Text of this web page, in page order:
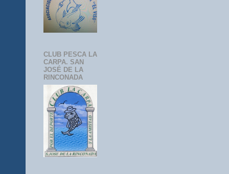
CLUB PESCA LA
CARPA. SAN
JOSÉ DE LA
RINCONADA